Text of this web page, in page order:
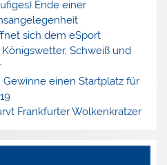
Ende einer
sich dem eSport
Schweiß und
einen Startplatz für
Frankfurter Wolkenkratzer